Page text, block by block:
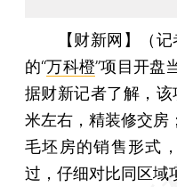
【财新网】（
的“万科橙”项目开盘
据财新记者了解，
米左右，精装修交房
毛坯房的销售形式
过，仔细对比同区域